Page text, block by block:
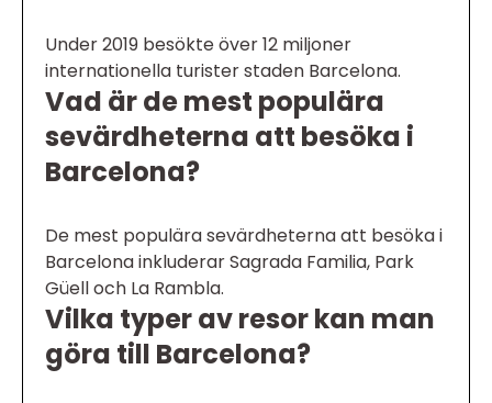
Under 2019 besökte över 12 miljoner
internationella turister staden Barcelona.
Vad är de mest populära
sevärdheterna att besöka i
Barcelona?
De mest populära sevärdheterna att besöka i
Barcelona inkluderar Sagrada Familia, Park
Güell och La Rambla.
Vilka typer av resor kan man
göra till Barcelona?